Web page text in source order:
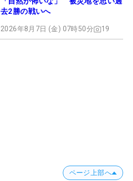
去2勝の戦いへ
2026年8月7日 (金) 07時50分 19
ページ上部へ